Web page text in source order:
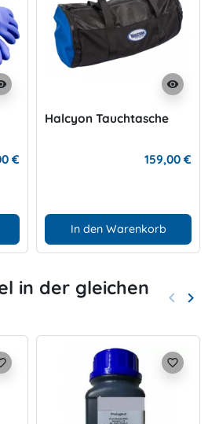
€
visibility
Halcyon Tauchtasche
159,00 €
In den Warenkorb
in der gleichen
Zurück
keyboard_arrow_left keyboard_arrow_right
favorite_border